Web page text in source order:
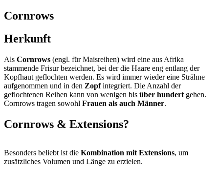
Cornrows
Herkunft
Als Cornrows (engl. für Maisreihen) wird eine aus Afrika
stammende Frisur bezeichnet, bei der die Haare eng entlang der
Kopfhaut geflochten werden. Es wird immer wieder eine Strähne
aufgenommen und in den Zopfintegriert. Die Anzahl der
geflochtenen Reihen kann von wenigen bis über hundert gehen.
Cornrows tragen sowohl Frauen als auch Männer.
Cornrows & Extensions?
Besonders beliebt ist die Kombination mit Extensions, um
zusätzliches Volumen und Länge zu erzielen.